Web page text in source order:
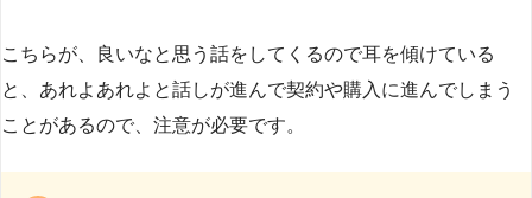
こちらが、良いなと思う話をしてくるので耳を傾けている
と、あれよあれよと話しが進んで契約や購入に進んでしまう
ことがあるので、注意が必要です。